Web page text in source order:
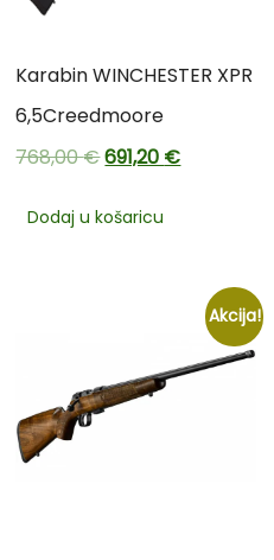
Karabin WINCHESTER XPR
6,5Creedmoore
768,00€691,20 €
Dodaj u košaricu
Akcija!